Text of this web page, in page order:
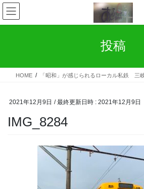
コ
ン
テ
ス
ナ
ビ
ゲ
ン
投稿
HOME 「昭和」が感じられるローカル私鉄 三
2021年12月9日 / 最終更新日時 : 2021年12月9日
IMG_8284